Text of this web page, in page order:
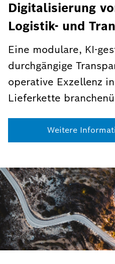
Digitalisierung
Logistik- und
Eine modulare, KI-
durchgängige
operative Exzellenz
Lieferkette
Weitere